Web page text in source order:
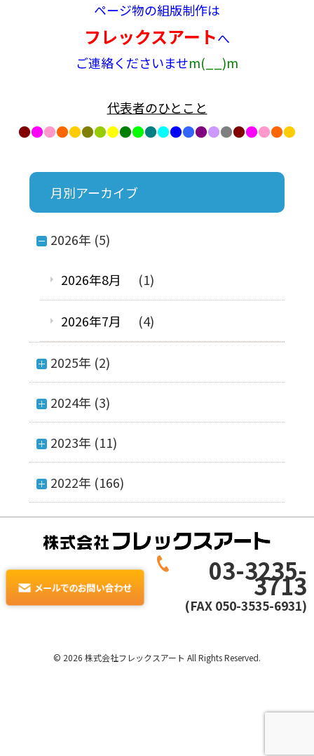
ページ物の組版制作は
フレックスアートへ
ご連絡くださいませm(__)m
代表者のひとこと
●●●●●●●●●●●●●●●●●●●●●●
月別アーカイブ
2026年 (5)
2026年8月 (1)
2026年7月 (4)
2025年 (2)
2024年 (3)
2023年 (11)
2022年 (166)
03-3235-
3713
(FAX 050-3535-6931)
© 2026 株式会社フレックスアート All Rights Reserved.